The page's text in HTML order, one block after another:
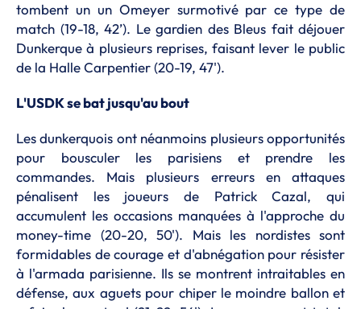
tombent un un Omeyer surmotivé par ce type de
match (19-18, 42’). Le gardien des Bleus fait déjouer
Dunkerque à plusieurs reprises, faisant lever le public
de la Halle Carpentier (20-19, 47').
L'USDK se bat jusqu'au bout
Les dunkerquois ont néanmoins plusieurs opportunités
pour bousculer les parisiens et prendre les
commandes. Mais plusieurs erreurs en attaques
pénalisent les joueurs de Patrick Cazal, qui
accumulent les occasions manquées à l'approche du
money-time (20-20, 50'). Mais les nordistes sont
formidables de courage et d'abnégation pour résister
à l'armada parisienne. Ils se montrent intraitables en
défense, aux aguets pour chiper le moindre ballon et